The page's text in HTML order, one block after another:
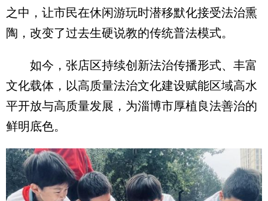
之中，让市民在休闲游玩时潜移默化接受法治熏
陶，改变了过去生硬说教的传统普法模式。
如今，张店区持续创新法治传播形式、丰富
文化载体，以高质量法治文化建设赋能区域高水
平开放与高质量发展，为淄博市厚植良法善治的
鲜明底色。